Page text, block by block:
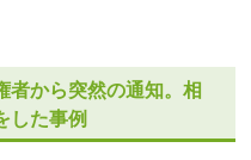
者から突然の通知。相
した事例